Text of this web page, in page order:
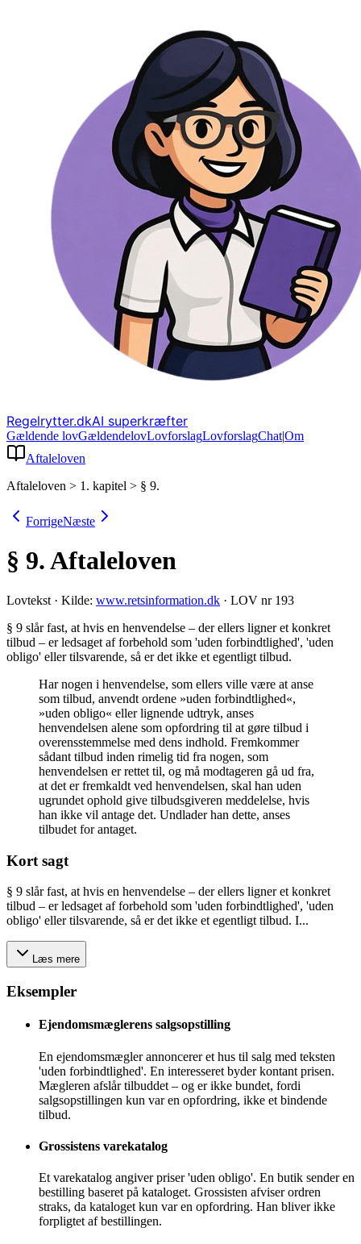
Regelrytter.dkAI superkræfter
Gældende lovGældendelovLovforslagLovforslagChat|Om
Aftaleloven
Aftaleloven > 1. kapitel > § 9.
ForrigeNæste
§ 9.Aftaleloven
Lovtekst · Kilde: www.retsinformation.dk · LOV nr 193
§ 9 slår fast, at hvis en henvendelse – der ellers ligner et konkret
tilbud – er ledsaget af forbehold som 'uden forbindtlighed', 'uden
obligo' eller tilsvarende, så er det ikke et egentligt tilbud.
Har nogen i henvendelse, som ellers ville være at anse
som tilbud, anvendt ordene »uden forbindtlighed«,
»uden obligo« eller lignende udtryk, anses
henvendelsen alene som opfordring til at gøre tilbud i
overensstemmelse med dens indhold. Fremkommer
sådant tilbud inden rimelig tid fra nogen, som
henvendelsen er rettet til, og må modtageren gå ud fra,
at det er fremkaldt ved henvendelsen, skal han uden
ugrundet ophold give tilbudsgiveren meddelelse, hvis
han ikke vil antage det. Undlader han dette, anses
tilbudet for antaget.
Kort sagt
§ 9 slår fast, at hvis en henvendelse – der ellers ligner et konkret
tilbud – er ledsaget af forbehold som 'uden forbindtlighed', 'uden
obligo' eller tilsvarende, så er det ikke et egentligt tilbud. I...
Læs mere
Eksempler
Ejendomsmæglerens salgsopstilling
En ejendomsmægler annoncerer et hus til salg med teksten
'uden forbindtlighed'. En interesseret byder kontant prisen.
Mægleren afslår tilbuddet – og er ikke bundet, fordi
salgsopstillingen kun var en opfordring, ikke et bindende
tilbud.
Grossistens varekatalog
Et varekatalog angiver priser 'uden obligo'. En butik sender en
bestilling baseret på kataloget. Grossisten afviser ordren
straks, da kataloget kun var en opfordring. Han bliver ikke
forpligtet af bestillingen.